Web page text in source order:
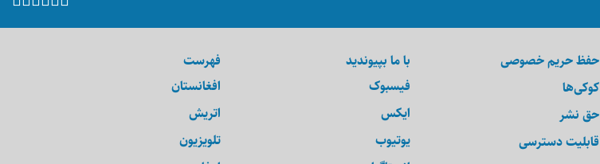
حفظ حریم خصوصی
کوکی‌ها
حق نشر
قابلیت دسترسی
با ما بپیوندید
فیسبوک
ایکس
یوتیوب
فهرست
افغانستان
اتریش
تلویزیون